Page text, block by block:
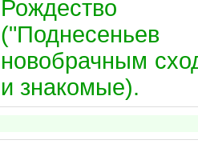
Рождество
новобрачным
и знакомые).